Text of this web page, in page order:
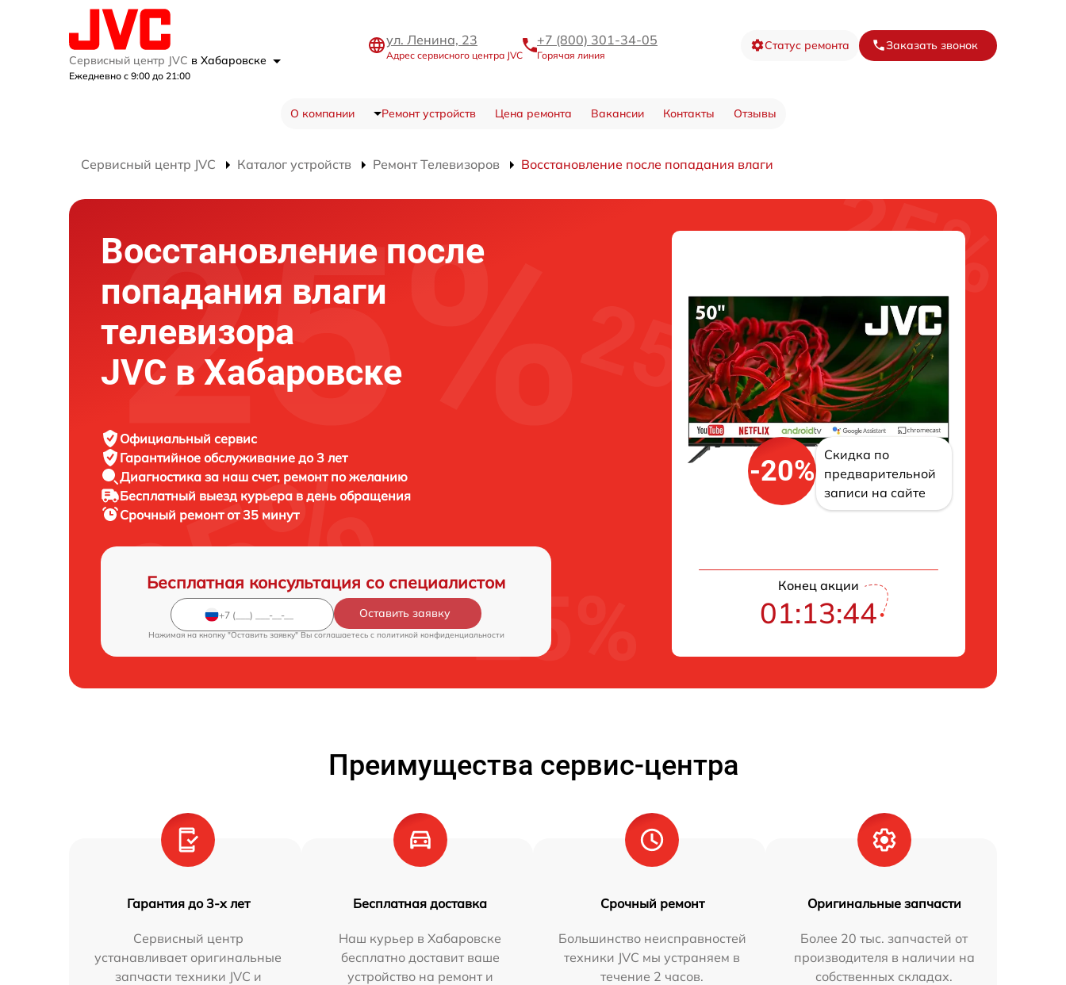
Сервисный центр JVC в Хабаровске
Ежедневно с 9:00 до 21:00
ул. Ленина, 23
Адрес сервисного центра JVC
+7 (800) 301-34-05
Горячая линия
Статус ремонта Заказать звонок
О компании Ремонт устройств Цена ремонта Вакансии Контакты Отзывы
Сервисный центр JVC Каталог устройств Ремонт Телевизоров Восстановление после попадания влаги
Восстановление после
попадания влаги
телевизора
JVC в Хабаровске
Официальный сервис
Гарантийное обслуживание до 3 лет
Диагностика за наш счет, ремонт по желанию
Бесплатный выезд курьера в день обращения
Срочный ремонтот 35 минут
Бесплатная консультация со специалистом
Оставить заявку
Нажимая на кнопку "Оставить заявку" Вы соглашаетесь c политикой конфиденциальности
-20%
Скидка по
предварительной
записи на сайте
Конец акции
01:13:43
Преимущества сервис-центра
Гарантия до 3-х лет
Сервисный центр
устанавливает оригинальные
запчасти техники JVC и
Бесплатная доставка
Наш курьер в Хабаровске
бесплатно доставит ваше
устройство на ремонт и
Срочный ремонт
Большинство неисправностей
техники JVC мы устраняем в
течение 2 часов.
Оригинальные запчасти
Более 20 тыс. запчастей от
производителя в наличии на
собственных складах.